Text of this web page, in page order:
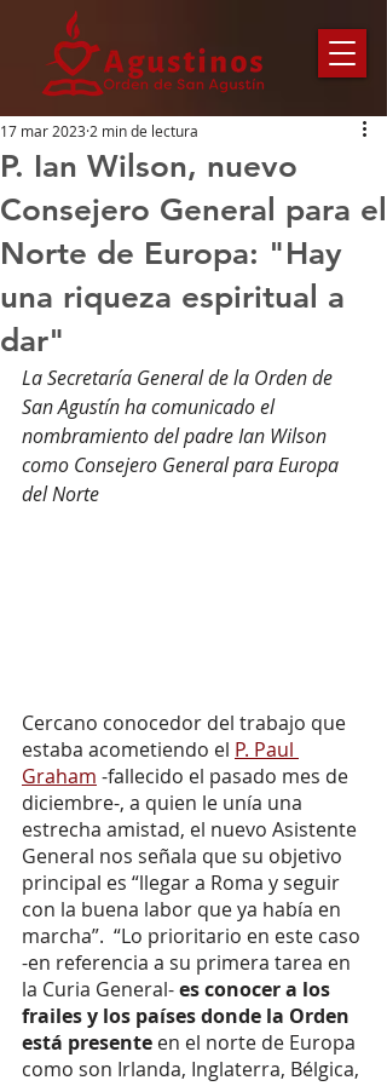
P. Ian Wilson, nuevo
Consejero General para el
Norte de Europa: "Hay
una riqueza espiritual a
dar"
17 mar 2023 2 min de lectura
La Secretaría General de la Orden de
San Agustín ha comunicado el
nombramiento del padre Ian Wilson
como Consejero General para Europa
del Norte
Cercano conocedor del trabajo que
estaba acometiendo el P. Paul
Graham -fallecido el pasado mes de
diciembre-, a quien le unía una
estrecha amistad, el nuevo Asistente
General nos señala que su objetivo
principal es “llegar a Roma y seguir
con la buena labor que ya había en
marcha”.  “Lo prioritario en este caso
-en referencia a su primera tarea en
la Curia General- es conocer a los
frailes y los países donde la Orden
está presente en el norte de Europa
como son Irlanda, Inglaterra, Bélgica,